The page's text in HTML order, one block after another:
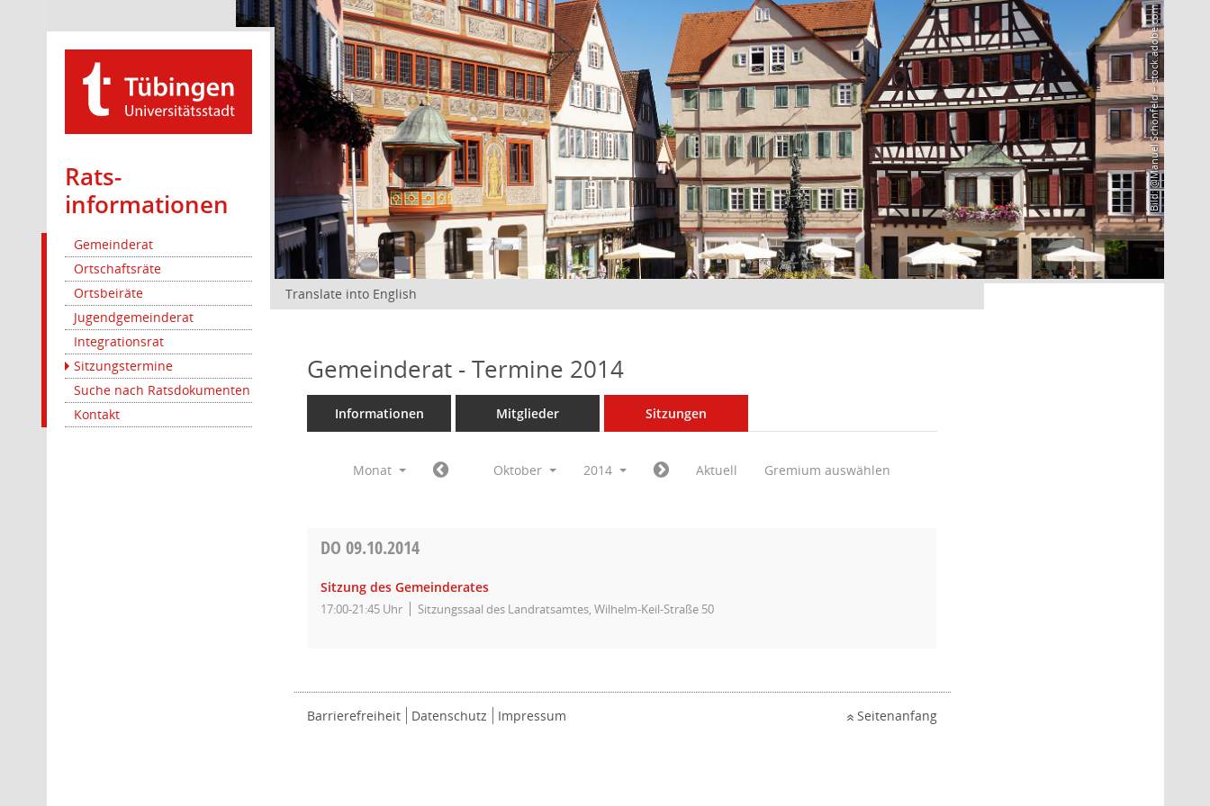
Rats­
informationen
Gemeinderat
Ortschaftsräte
Ortsbeiräte
Jugendgemeinderat
Integrationsrat
Sitzungstermine
Suche nach Ratsdokumenten
Kontakt
Bild: @Manuel Schönfeld – stock.adobe.com
Translate into English
Gemeinderat - Termine 2014
Informationen Mitglieder Sitzungen
Monat Oktober 2014 Aktuell Gremium auswählen
DO09.10.2014
Sitzung des Gemeinderates
17:00-21:45 Uhr Sitzungssaal des Landratsamtes, Wilhelm-Keil-Straße 50
Barrierefreiheit Datenschutz Impressum Seitenanfang